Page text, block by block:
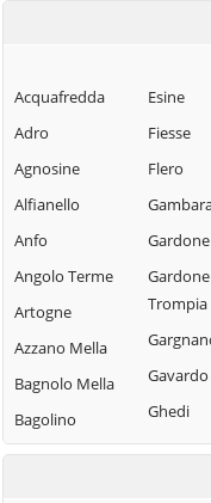
Acquafredda
Adro
Agnosine
Alfianello
Anfo
Angolo Terme
Artogne
Azzano Mella
Bagnolo Mella
Bagolino
Barbariga
Esine
Fiesse
Flero
Trompia
Gavardo
Ghedi
Gianico